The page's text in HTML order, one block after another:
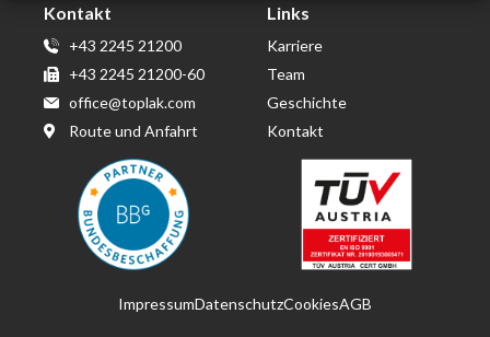
Kontakt
+43 2245 21200
+43 2245 21200-60
office@toplak.com
Route und Anfahrt
Links
Karriere
Team
Geschichte
Kontakt
ImpressumDatenschutzCookiesAGB